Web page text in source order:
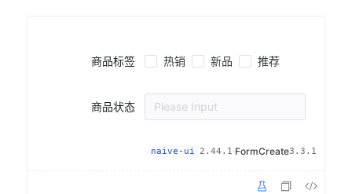
naive-ui 2.44.1·FormCreate3.3.1
商品标签 热销 新品 推荐
商品状态 Please Input